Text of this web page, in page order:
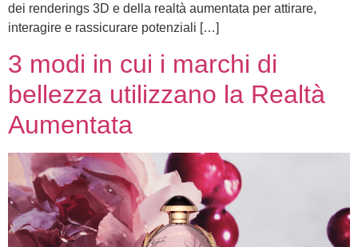
dei renderings 3D e della realtà aumentata per attirare,
interagire e rassicurare potenziali […]
3 modi in cui i marchi di
bellezza utilizzano la Realtà
Aumentata